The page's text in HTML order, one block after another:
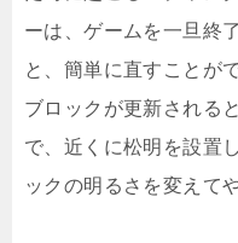
ーは、ゲームを一旦終
と、簡単に直すことが
ブロックが更新される
で、近くに松明を設置
ックの明るさを変えて